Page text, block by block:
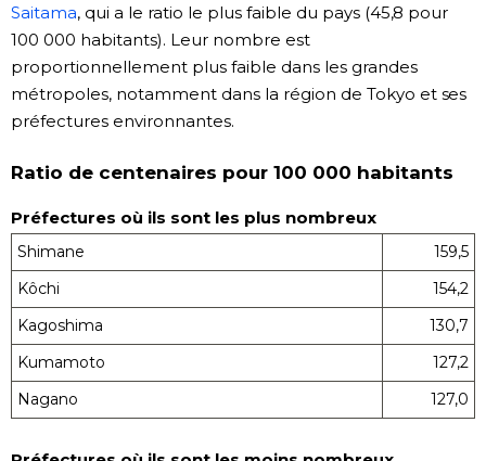
Saitama, qui a le ratio le plus faible du pays (45,8 pour
100 000 habitants). Leur nombre est
proportionnellement plus faible dans les grandes
métropoles, notamment dans la région de Tokyo et ses
préfectures environnantes.
Ratio de centenaires pour 100 000 habitants
Préfectures où ils sont les plus nombreux
Shimane
159,5
Kôchi
154,2
Kagoshima
130,7
Kumamoto
127,2
Nagano
127,0